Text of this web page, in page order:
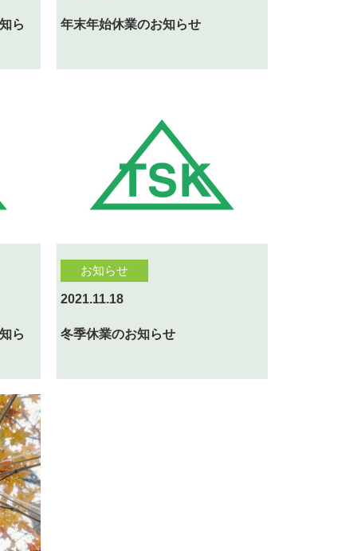
ら 年末年始休業のお知らせ
ら
お知らせ
2021.11.18
冬季休業のお知らせ